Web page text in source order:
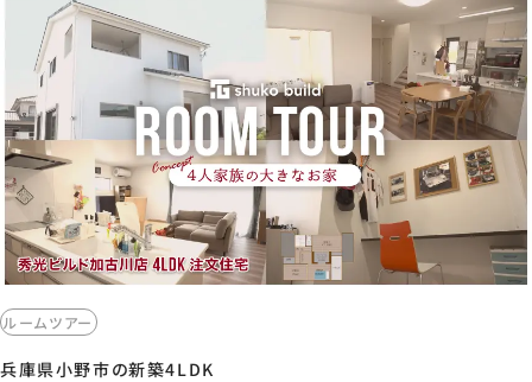
ルームツアー
兵庫県小野市の新築4LDK